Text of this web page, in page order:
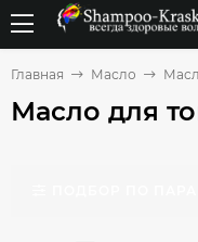
Главная Масло
Масло для